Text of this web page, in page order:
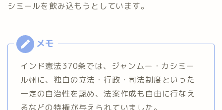
シミールを飲み込もうとしています。
インド憲法370条では、ジャンムー・カシミー
ル州に、独自の立法・行政・司法制度といった
一定の自治性を認め、法案作成も自由に行なえ
るなどの特権が与えられていました。